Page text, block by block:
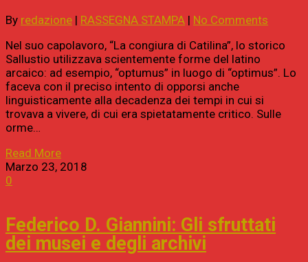
By redazione | RASSEGNA STAMPA | No Comments
Nel suo capolavoro, “La congiura di Catilina”, lo storico
Sallustio utilizzava scientemente forme del latino
arcaico: ad esempio, “optumus” in luogo di “optimus”. Lo
faceva con il preciso intento di opporsi anche
linguisticamente alla decadenza dei tempi in cui si
trovava a vivere, di cui era spietatamente critico. Sulle
orme…
Read More
Marzo 23, 2018
0
Federico D. Giannini: Gli sfruttati
dei musei e degli archivi